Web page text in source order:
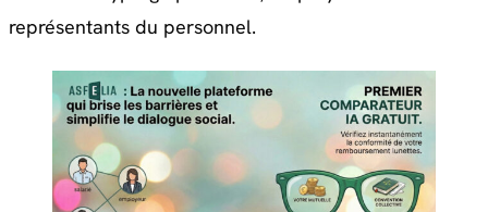
représentants du personnel.